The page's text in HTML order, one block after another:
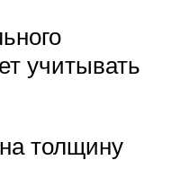
учитывать
толщину